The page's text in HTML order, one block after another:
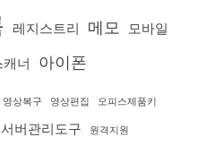
레지스트리 메모 모바일
캐너 아이폰
영상복구 영상편집 오피스제품키
버관리도구 원격지원